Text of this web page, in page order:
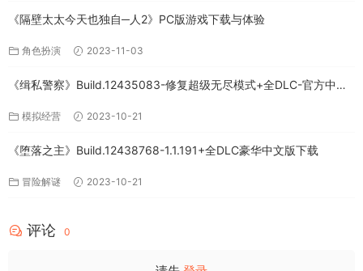
《隔壁太太今天也独自─人2》PC版游戏下载与体验
角色扮演 2023-11-03
《缉私警察》Build.12435083-修复超级无尽模式+全DLC-官方中文-
模拟经营 2023-10-21
《堕落之主》Build.12438768-1.1.191+全DLC豪华中文版下载
冒险解谜 2023-10-21
评论 0